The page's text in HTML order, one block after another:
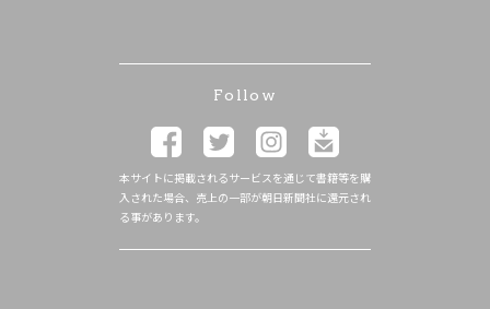
Follow
本サイトに掲載されるサービスを通じて書籍等を購
入された場合、売上の一部が朝日新聞社に還元され
る事があります。